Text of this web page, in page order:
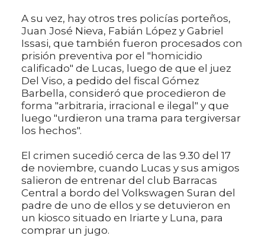
A su vez, hay otros tres policías porteños,
Juan José Nieva, Fabián López y Gabriel
Issasi, que también fueron procesados con
prisión preventiva por el "homicidio
calificado" de Lucas, luego de que el juez
Del Viso, a pedido del fiscal Gómez
Barbella, consideró que procedieron de
forma "arbitraria, irracional e ilegal" y que
luego "urdieron una trama para tergiversar
los hechos".
El crimen sucedió cerca de las 9.30 del 17
de noviembre, cuando Lucas y sus amigos
salieron de entrenar del club Barracas
Central a bordo del Volkswagen Suran del
padre de uno de ellos y se detuvieron en
un kiosco situado en Iriarte y Luna, para
comprar un jugo.